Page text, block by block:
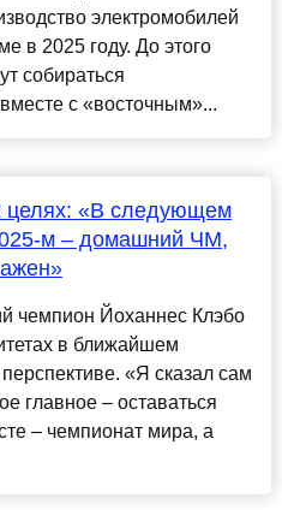
электромобилей
в 2025 году. До этого
собираться
с «восточным»...
целях: «В следующем
м – домашний ЧМ,
чемпион Йоханнес Клэбо
в ближайшем
«Я сказал сам
главное – оставаться
– чемпионат мира, а